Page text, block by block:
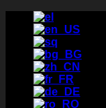
Μετάβαση
περιεχόμενο